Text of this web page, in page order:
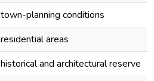
town-planning conditions
residential areas
historical and architectural reserve